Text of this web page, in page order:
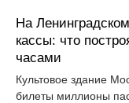
На
кассы: что
часами
Культовое здание
билеты миллионы